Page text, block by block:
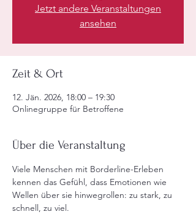
Jetzt andere Veranstaltungen
ansehen
Zeit & Ort
12. Jän. 2026, 18:00 – 19:30
Onlinegruppe für Betroffene
Über die Veranstaltung
Viele Menschen mit Borderline-Erleben
kennen das Gefühl, dass Emotionen wie
Wellen über sie hinwegrollen: zu stark, zu
schnell, zu viel.